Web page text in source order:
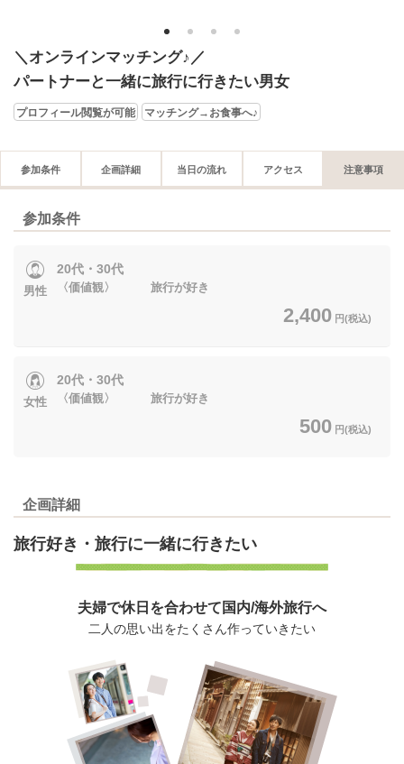
1 2 3 4
＼オンラインマッチング♪／
パートナーと一緒に旅行に行きたい男女
プロフィール閲覧が可能 マッチング→お食事へ♪
参加条件 企画詳細 当日の流れ アクセス 注意事項
参加条件
男性
20代・30代
〈価値観〉 旅行が好き
2,400 円(税込)
女性
20代・30代
〈価値観〉 旅行が好き
500 円(税込)
企画詳細
旅行好き・ 旅行に一緒に行きたい
夫婦で休日を合わせて国内/海外旅行へ
二人の思い出をたくさん作っていきたい